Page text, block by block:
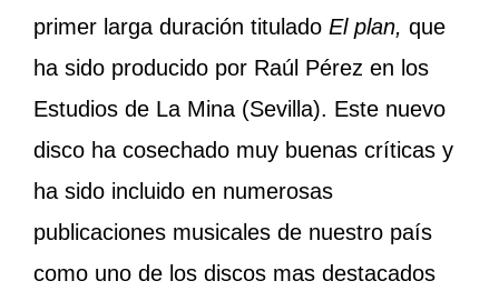
primer larga duración titulado El plan, que
ha sido producido por Raúl Pérez en los
Estudios de La Mina (Sevilla). Este nuevo
disco ha cosechado muy buenas críticas y
ha sido incluido en numerosas
publicaciones musicales de nuestro país
como uno de los discos mas destacados